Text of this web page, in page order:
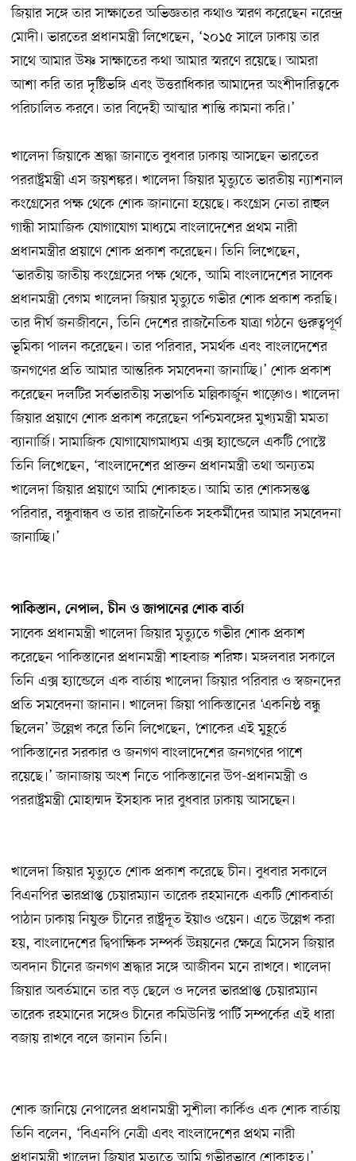
জিয়ার সঙ্গে তার সাক্ষাতের অভিজ্ঞতার কথাও স্মরণ করেছেন নরেন্দ্র
মোদী। ভারতের প্রধানমন্ত্রী লিখেছেন, ‘২০১৫ সালে ঢাকায় তার
সাথে আমার উষ্ণ সাক্ষাতের কথা আমার স্মরণে রয়েছে। আমরা
আশা করি তার দৃষ্টিভঙ্গি এবং উত্তরাধিকার আমাদের অংশীদারিত্বকে
পরিচালিত করবে। তার বিদেহী আত্মার শান্তি কামনা করি।’
খালেদা জিয়াকে শ্রদ্ধা জানাতে বুধবার ঢাকায় আসছেন ভারতের
পররাষ্ট্রমন্ত্রী এস জয়শঙ্কর। খালেদা জিয়ার মৃত্যুতে ভারতীয় ন্যাশনাল
কংগ্রেসের পক্ষ থেকে শোক জানানো হয়েছে। কংগ্রেস নেতা রাহুল
গান্ধী সামাজিক যোগাযোগ মাধ্যমে বাংলাদেশের প্রথম নারী
প্রধানমন্ত্রীর প্রয়াণে শোক প্রকাশ করেছেন। তিনি লিখেছেন,
‘ভারতীয় জাতীয় কংগ্রেসের পক্ষ থেকে, আমি বাংলাদেশের সাবেক
প্রধানমন্ত্রী বেগম খালেদা জিয়ার মৃত্যুতে গভীর শোক প্রকাশ করছি।
তার দীর্ঘ জনজীবনে, তিনি দেশের রাজনৈতিক যাত্রা গঠনে গুরুত্বপূর্ণ
ভূমিকা পালন করেছেন। তার পরিবার, সমর্থক এবং বাংলাদেশের
জনগণের প্রতি আমার আন্তরিক সমবেদনা জানাচ্ছি।’ শোক প্রকাশ
করেছেন দলটির সর্বভারতীয় সভাপতি মল্লিকার্জুন খাড়্গেও। খালেদা
জিয়ার প্রয়াণে শোক প্রকাশ করেছেন পশ্চিমবঙ্গের মুখ্যমন্ত্রী মমতা
ব্যানার্জি। সামাজিক যোগাযোগমাধ্যম এক্স হ্যান্ডেলে একটি পোস্টে
তিনি লিখেছেন, ‘বাংলাদেশের প্রাক্তন প্রধানমন্ত্রী তথা অন্যতম
খালেদা জিয়ার প্রয়াণে আমি শোকাহত। আমি তার শোকসন্তপ্ত
পরিবার, বন্ধুবান্ধব ও তার রাজনৈতিক সহকর্মীদের আমার সমবেদনা
জানাচ্ছি।’
পাকিস্তান, নেপাল, চীন ও জাপানের শোক বার্তা
সাবেক প্রধানমন্ত্রী খালেদা জিয়ার মৃত্যুতে গভীর শোক প্রকাশ
করেছেন পাকিস্তানের প্রধানমন্ত্রী শাহবাজ শরিফ। মঙ্গলবার সকালে
তিনি এক্স হ্যান্ডেলে এক বার্তায় খালেদা জিয়ার পরিবার ও স্বজনদের
প্রতি সমবেদনা জানান। খালেদা জিয়া পাকিস্তানের ‘একনিষ্ঠ বন্ধু
ছিলেন’ উল্লেখ করে তিনি লিখেছেন, ‘শোকের এই মুহূর্তে
পাকিস্তানের সরকার ও জনগণ বাংলাদেশের জনগণের পাশে
রয়েছে।’ জানাজায় অংশ নিতে পাকিস্তানের উপ-প্রধানমন্ত্রী ও
পররাষ্ট্রমন্ত্রী মোহাম্মদ ইসহাক দার বুধবার ঢাকায় আসছেন।
খালেদা জিয়ার মৃত্যুতে শোক প্রকাশ করেছে চীন। বুধবার সকালে
বিএনপির ভারপ্রাপ্ত চেয়ারম্যান তারেক রহমানকে একটি শোকবার্তা
পাঠান ঢাকায় নিযুক্ত চীনের রাষ্ট্রদূত ইয়াও ওয়েন। এতে উল্লেখ করা
হয়, বাংলাদেশের দ্বিপাক্ষিক সম্পর্ক উন্নয়নের ক্ষেত্রে মিসেস জিয়ার
অবদান চীনের জনগণ শ্রদ্ধার সঙ্গে আজীবন মনে রাখবে। খালেদা
জিয়ার অবর্তমানে তার বড় ছেলে ও দলের ভারপ্রাপ্ত চেয়ারম্যান
তারেক রহমানের সঙ্গেও চীনের কমিউনিস্ট পার্টি সম্পর্কের এই ধারা
বজায় রাখবে বলে জানান তিনি।
শোক জানিয়ে নেপালের প্রধানমন্ত্রী সুশীলা কার্কিও এক শোক বার্তায়
তিনি বলেন, ‘বিএনপি নেত্রী এবং বাংলাদেশের প্রথম নারী